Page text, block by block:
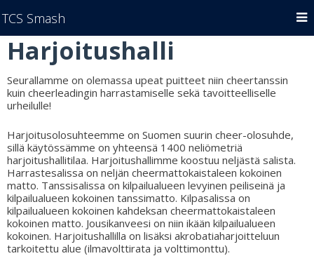
Harjoitushalli
Seurallamme on olemassa upeat puitteet niin cheertanssin
kuin cheerleadingin harrastamiselle sekä tavoitteelliselle
urheilulle!
Harjoitusolosuhteemme on Suomen suurin cheer-olosuhde,
sillä käytössämme on yhteensä 1400 neliömetriä
harjoitushallitilaa. Harjoitushallimme koostuu neljästä salista.
Harrastesalissa on neljän cheermattokaistaleen kokoinen
matto. Tanssisalissa on kilpailualueen levyinen peiliseinä ja
kilpailualueen kokoinen tanssimatto. Kilpasalissa on
kilpailualueen kokoinen kahdeksan cheermattokaistaleen
kokoinen matto. Jousikanveesi on niin ikään kilpailualueen
kokoinen. Harjoitushallilla on lisäksi akrobatiaharjoitteluun
tarkoitettu alue (ilmavolttirata ja volttimonttu).
TCS Smash